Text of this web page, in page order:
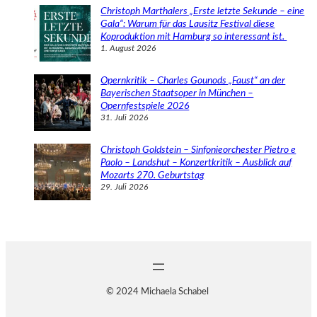
Christoph Marthalers „Erste letzte Sekunde – eine
Gala“: Warum für das Lausitz Festival diese
Koproduktion mit Hamburg so interessant ist.
1. August 2026
Opernkritik – Charles Gounods „Faust“ an der
Bayerischen Staatsoper in München –
Opernfestspiele 2026
31. Juli 2026
Christoph Goldstein – Sinfonieorchester Pietro e
Paolo – Landshut – Konzertkritik – Ausblick auf
Mozarts 270. Geburtstag
29. Juli 2026
© 2024 Michaela Schabel